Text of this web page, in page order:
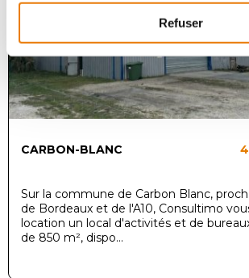
Refuser
CARBON-BLANC
Sur la commune de Carbon Blanc,
de Bordeaux et de l'A10, Consultimo
location un local d'activités et de
de 850 m², dispo...